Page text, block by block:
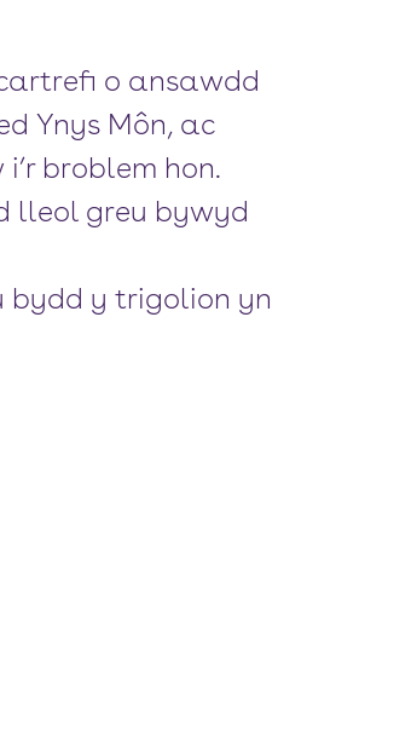
o ansawdd
Ynys Môn, ac
broblem hon.
lleol greu bywyd
bydd y trigolion yn